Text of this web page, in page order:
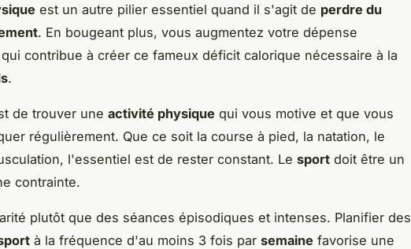
est un autre pilier essentiel quand il s'agit de perdre du
. En bougeant plus, vous augmentez votre dépense
contribue à créer ce fameux déficit calorique nécessaire à la
.
de trouver une activité physique qui vous motive et que vous
régulièrement. Que ce soit la course à pied, la natation, le
l'essentiel est de rester constant. Le sport doit être un
contrainte.
plutôt que des séances épisodiques et intenses. Planifier des
à la fréquence d'au moins 3 fois par semaine favorise une